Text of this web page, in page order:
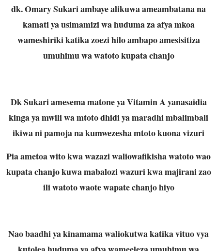
dk. Omary Sukari ambaye alikuwa ameambatana na
kamati ya usimamizi wa huduma za afya mkoa
wameshiriki katika zoezi hilo ambapo amesisitiza
umuhimu wa watoto kupata chanjo
Dk Sukari amesema matone ya Vitamin A yanasaidia
kinga ya mwili wa mtoto dhidi ya maradhi mbalimbali
ikiwa ni pamoja na kumwezesha mtoto kuona vizuri
Pia ametoa wito kwa wazazi waliowafikisha watoto wao
kupata chanjo kuwa mabalozi wazuri kwa majirani zao
ili watoto waote wapate chanjo hiyo
Nao baadhi ya kinamama waliokutwa katika vituo vya